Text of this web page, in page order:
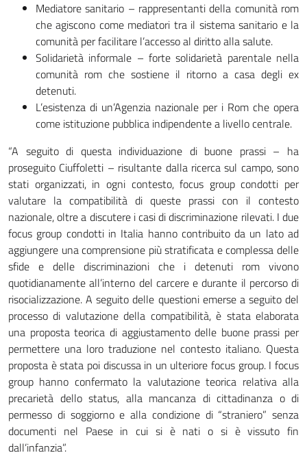
Mediatore sanitario – rappresentanti della comunità rom
che agiscono come mediatori tra il sistema sanitario e la
comunità per facilitare l’accesso al diritto alla salute.
Solidarietà informale – forte solidarietà parentale nella
comunità rom che sostiene il ritorno a casa degli ex
detenuti.
L’esistenza di un’Agenzia nazionale per i Rom che opera
come istituzione pubblica indipendente a livello centrale.
“A seguito di questa individuazione di buone prassi – ha
proseguito Ciuffoletti – risultante dalla ricerca sul campo, sono
stati organizzati, in ogni contesto, focus group condotti per
valutare la compatibilità di queste prassi con il contesto
nazionale, oltre a discutere i casi di discriminazione rilevati. I due
focus group condotti in Italia hanno contribuito da un lato ad
aggiungere una comprensione più stratificata e complessa delle
sfide e delle discriminazioni che i detenuti rom vivono
quotidianamente all’interno del carcere e durante il percorso di
risocializzazione. A seguito delle questioni emerse a seguito del
processo di valutazione della compatibilità, è stata elaborata
una proposta teorica di aggiustamento delle buone prassi per
permettere una loro traduzione nel contesto italiano. Questa
proposta è stata poi discussa in un ulteriore focus group. I focus
group hanno confermato la valutazione teorica relativa alla
precarietà dello status, alla mancanza di cittadinanza o di
permesso di soggiorno e alla condizione di “straniero” senza
documenti nel Paese in cui si è nati o si è vissuto fin
dall’infanzia”.